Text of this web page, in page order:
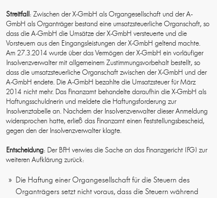
Streitfall : Zwischen der X-GmbH als Organgesellschaft und der A-
GmbH als Organträger bestand eine umsatzsteuerliche Organschaft, so
dass die A-GmbH die Umsätze der X-GmbH versteuerte und die
Vorsteuern aus den Eingangsleistungen der X-GmbH geltend machte.
Am 27.3.2014 wurde über das Vermögen der X-GmbH ein vorläufiger
Insolvenzverwalter mit allgemeinem Zustimmungsvorbehalt bestellt, so
dass die umsatzsteuerliche Organschaft zwischen der X-GmbH und der
A-GmbH endete. Die A-GmbH bezahlte die Umsatzsteuer für März
2014 nicht mehr. Das Finanzamt behandelte daraufhin die X-GmbH als
Haftungsschuldnerin und meldete die Haftungsforderung zur
Insolvenztabelle an. Nachdem der Insolvenzverwalter dieser Anmeldung
widersprochen hatte, erließ das Finanzamt einen Feststellungsbescheid,
gegen den der Insolvenzverwalter klagte.
Entscheidung: Der BFH verwies die Sache an das Finanzgericht (FG) zur
weiteren Aufklärung zurück:
Die Haftung einer Organgesellschaft für die Steuern des
Organträgers setzt nicht voraus, dass die Steuern während